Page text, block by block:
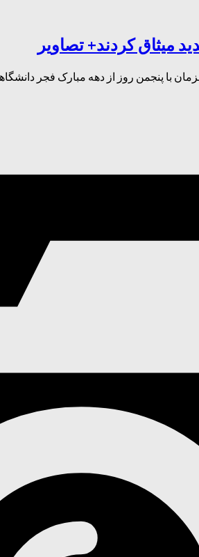
میثاق کردند+ تصاویر
با پنجمن روز از دهه مبارک فجر